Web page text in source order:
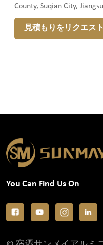
County, Suqian City,
見積もりをリクエス
You Can Find Us On